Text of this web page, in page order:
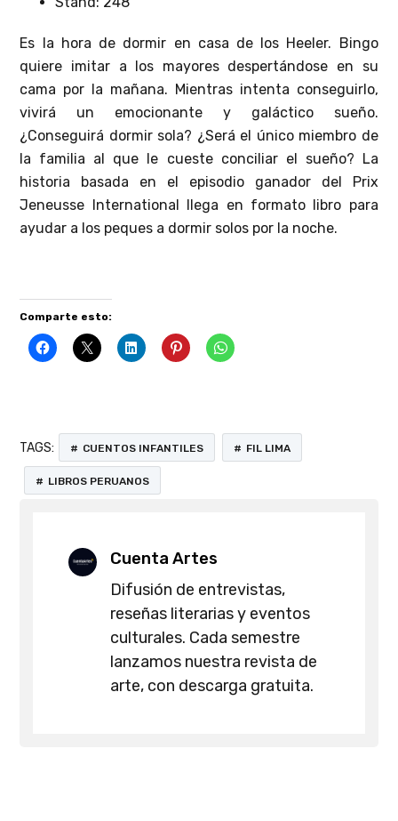
Es la hora de dormir en casa de los Heeler. Bingo
quiere imitar a los mayores despertándose en su
cama por la mañana. Mientras intenta conseguirlo,
vivirá un emocionante y galáctico sueño.
¿Conseguirá dormir sola? ¿Será el único miembro de
la familia al que le cueste conciliar el sueño? La
historia basada en el episodio ganador del Prix
Jeneusse International llega en formato libro para
ayudar a los peques a dormir solos por la noche.
Comparte esto:
TAGS: CUENTOS INFANTILES FIL LIMA
LIBROS PERUANOS
Cuenta Artes
Difusión de entrevistas,
reseñas literarias y eventos
culturales. Cada semestre
lanzamos nuestra revista de
arte, con descarga gratuita.